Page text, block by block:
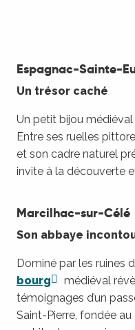
Espagnac-Sainte-
Un trésor caché
Un petit bijou
Entre ses ruelles
et son cadre naturel
invite à la découverte
Marcilhac-sur-Célé
Son abbaye
Dominé par les ruines
bourg
médiéval
témoignages d’un
Saint-Pierre, fondée au